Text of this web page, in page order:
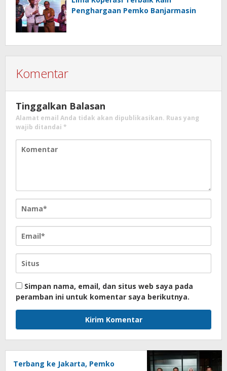
Penghargaan Pemko Banjarmasin
Komentar
Tinggalkan Balasan
Alamat email Anda tidak akan dipublikasikan. Ruas yang
wajib ditandai *
Simpan nama, email, dan situs web saya pada
peramban ini untuk komentar saya berikutnya.
Terbang ke Jakarta, Pemko